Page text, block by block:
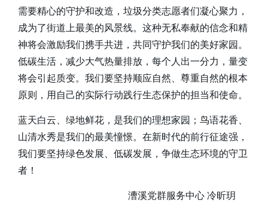
需要精心的守护和改造，垃圾分类志愿者们凝心聚力，
成为了街道上最美的风景线。这种无私奉献的信念和精
神将会激励我们携手共进，共同守护我们的美好家园。
低碳生活，减少大气热量排放，每个人出一分力，量变
将会引起质变。我们要坚持顺应自然、尊重自然的根本
原则，用自己的实际行动践行生态保护的担当和使命。
蓝天白云、绿地鲜花，是我们的理想家园；鸟语花香、
山清水秀是我们的最美憧憬。在新时代的前行征途强，
我们要坚持绿色发展、低碳发展，争做生态环境的守卫
者！
漕溪党群服务中心 冷昕玥